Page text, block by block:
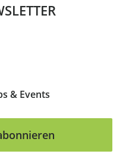
& Events